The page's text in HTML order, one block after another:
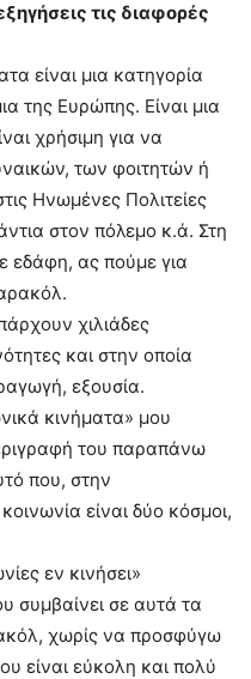
τις διαφορές
είναι μια κατηγορία
της Ευρώπης. Είναι μια
χρήσιμη για να
των φοιτητών ή
Ηνωμένες Πολιτείες
στον πόλεμο κ.ά. Στη
εδάφη, ας πούμε για
χιλιάδες
και στην οποία
εξουσία.
κινήματα» μου
του παραπάνω
που, στην
είναι δύο κόσμοι,
εν κινήσει»
συμβαίνει σε αυτά τα
χωρίς να προσφύγω
είναι εύκολη και πολύ